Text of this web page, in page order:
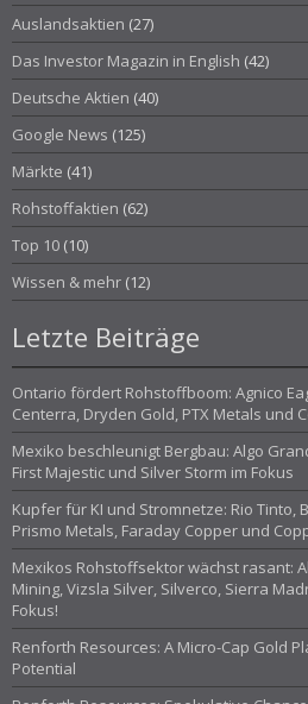
Auslandsaktien (27)
Das Investor Magazin in English (42)
Deutsche Aktien (40)
Google News (125)
Märkte (41)
Rohstoffaktien (62)
Top 10 (10)
Wissen & mehr (12)
Letzte Beiträge
Ontario fördert Rohstoffboom: Agnico
Centerra, Dryden Gold, PTX Metals und
Mexiko beschleunigt Bergbau: Algo
First Majestic und Silver Storm im Fokus
Kupfer für KI und Stromnetze: Rio Tinto,
Prismo Metals, Faraday Copper und
Mexikos Rohstoffsektor wächst rasant:
Mining, Vizsla Silver, Silverco, Sierra
Fokus!
Renforth Resources: A Micro-Cap Gold
Potential